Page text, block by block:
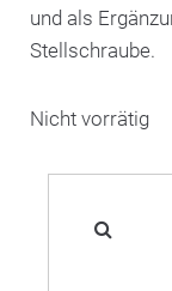
und als
Stellschraube.
Nicht vorrätig